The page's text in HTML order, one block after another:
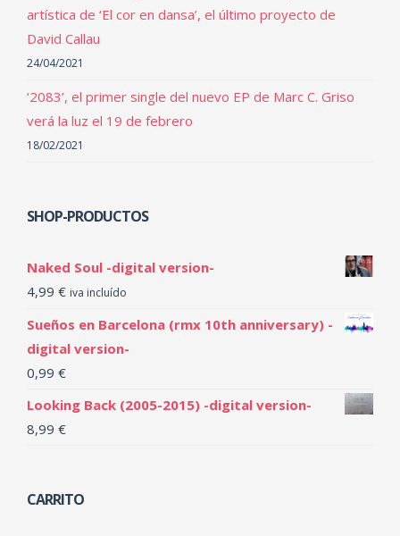
artística de ‘El cor en dansa’, el último proyecto de
David Callau
24/04/2021
‘2083’, el primer single del nuevo EP de Marc C. Griso
verá la luz el 19 de febrero
18/02/2021
SHOP-PRODUCTOS
Naked Soul -digital version-
4,99 € iva incluído
Sueños en Barcelona (rmx 10th anniversary) -
digital version-
0,99 €
Looking Back (2005-2015) -digital version-
8,99 €
CARRITO